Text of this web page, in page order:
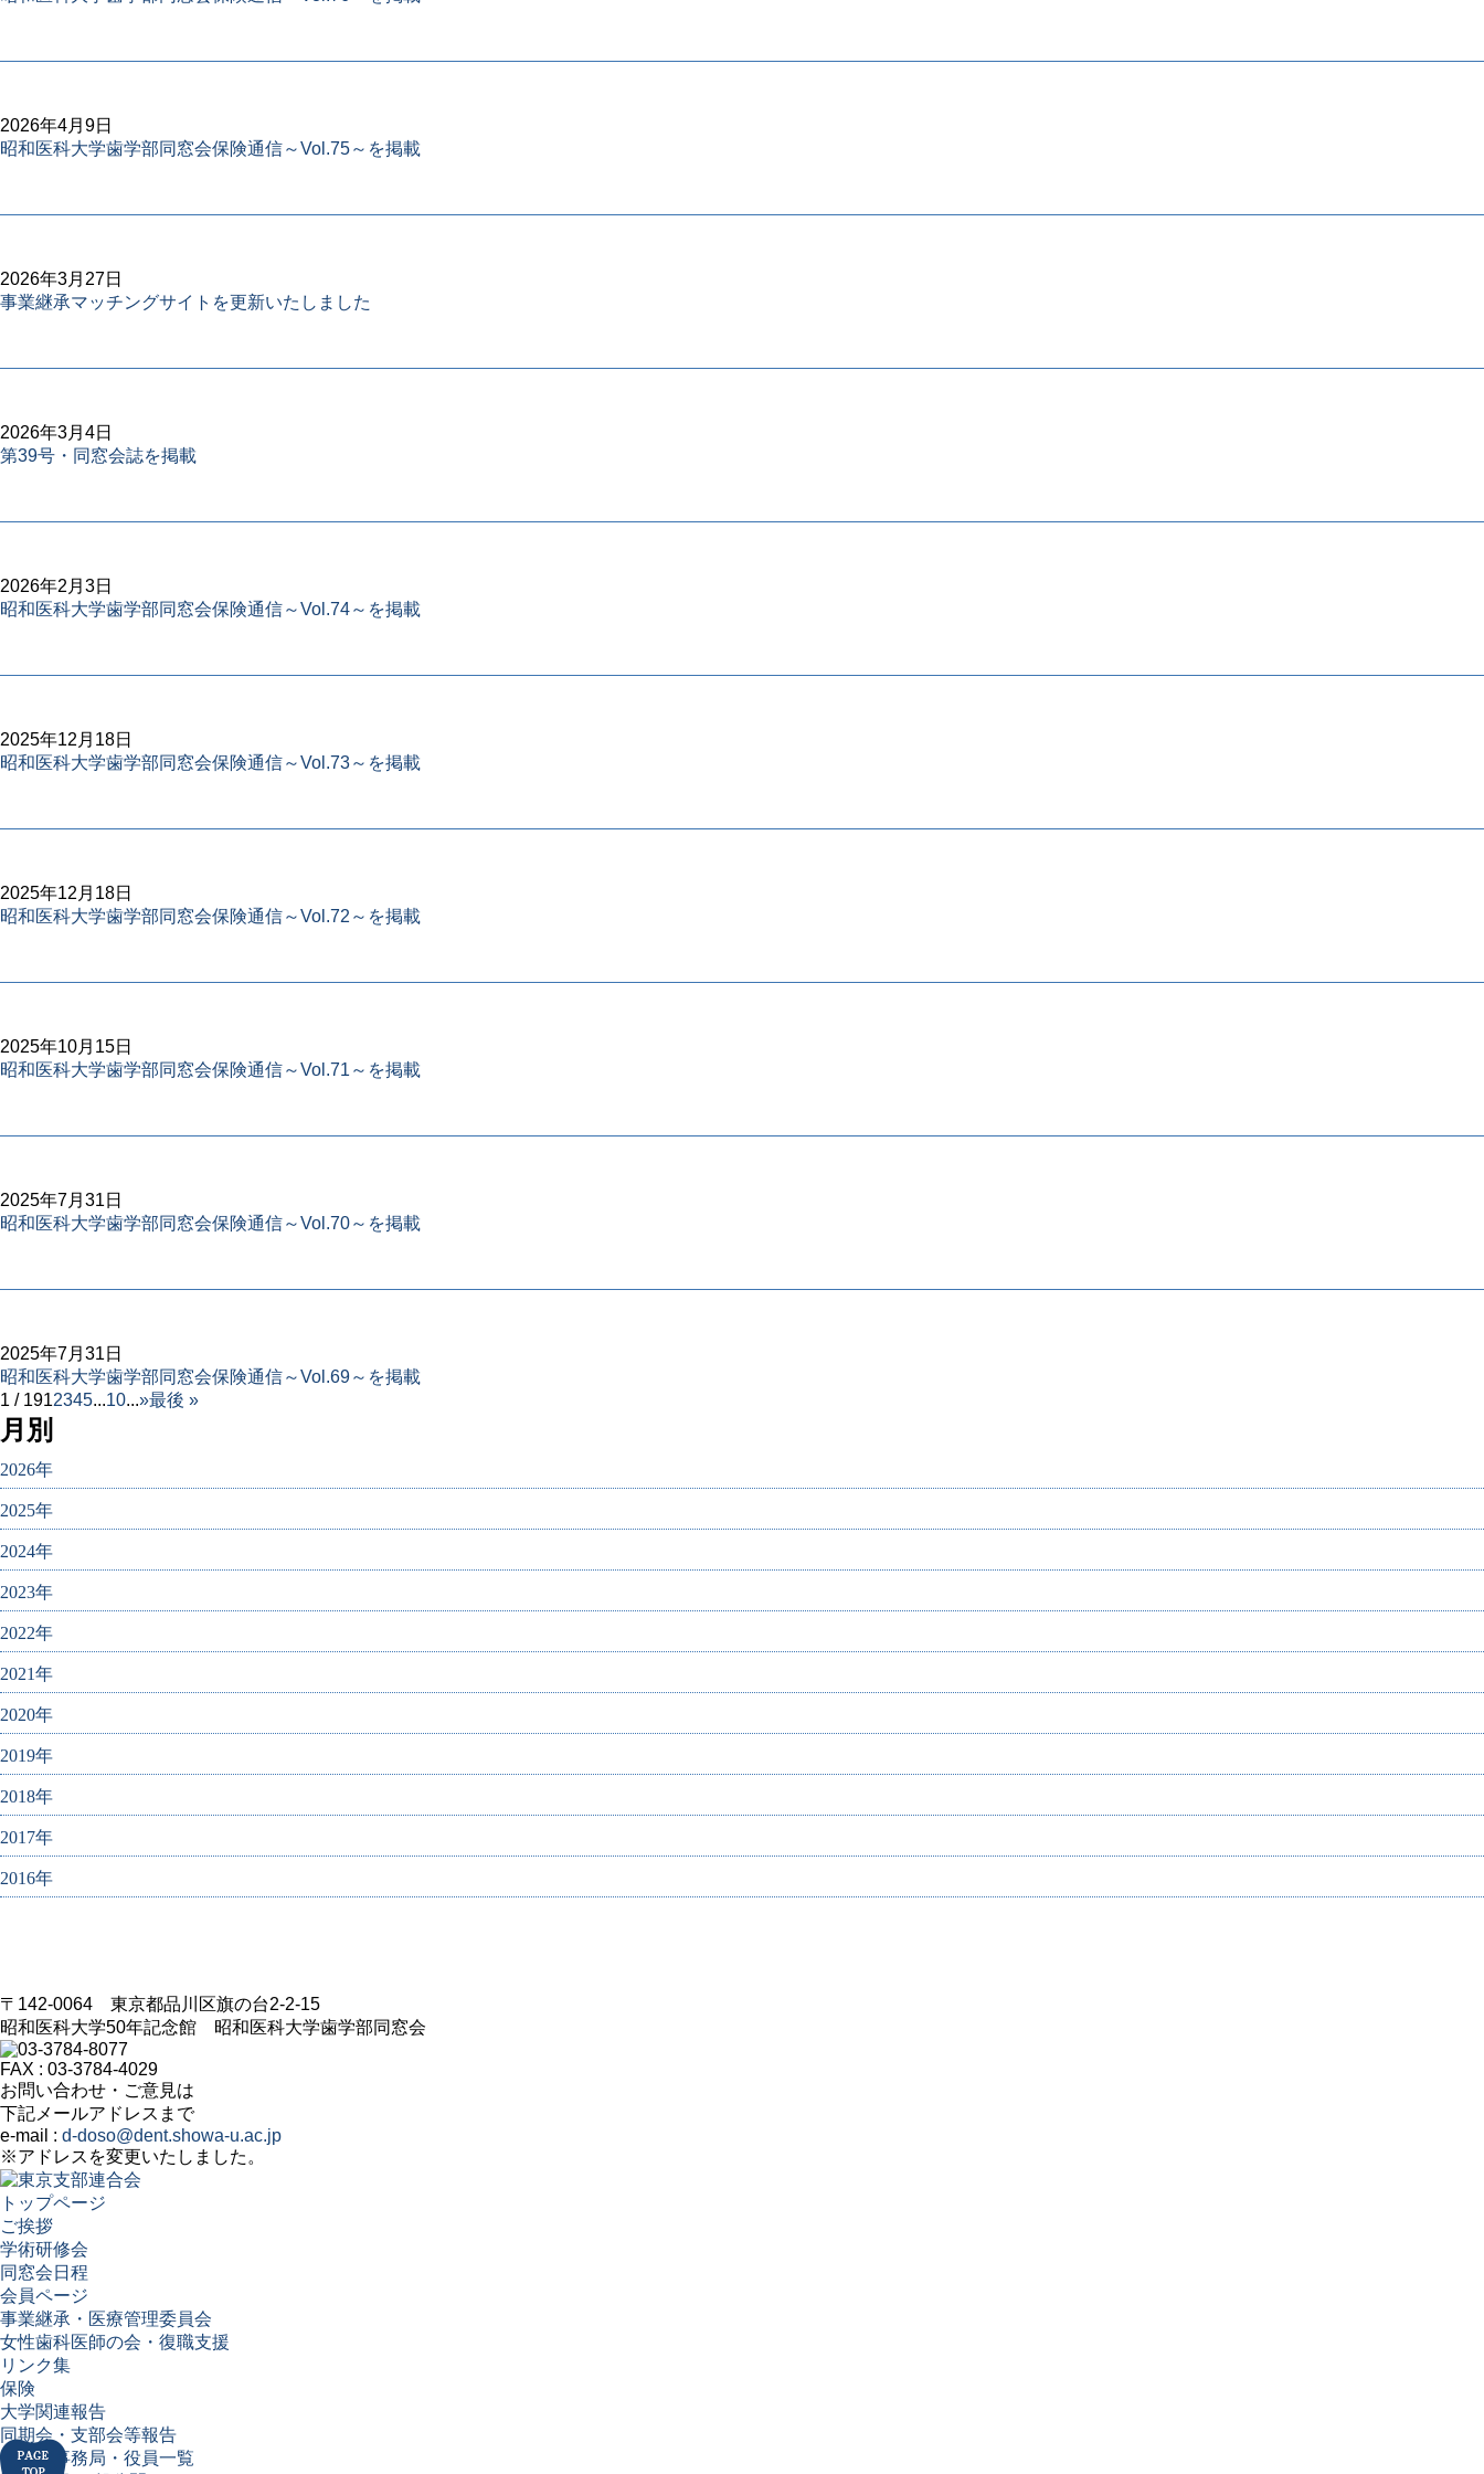
2026年4月9日
昭和医科大学歯学部同窓会保険通信～Vol.75～を掲載
2026年3月27日
事業継承マッチングサイトを更新いたしました
2026年3月4日
第39号・同窓会誌を掲載
2026年2月3日
昭和医科大学歯学部同窓会保険通信～Vol.74～を掲載
2025年12月18日
昭和医科大学歯学部同窓会保険通信～Vol.73～を掲載
2025年12月18日
昭和医科大学歯学部同窓会保険通信～Vol.72～を掲載
2025年10月15日
昭和医科大学歯学部同窓会保険通信～Vol.71～を掲載
2025年7月31日
昭和医科大学歯学部同窓会保険通信～Vol.70～を掲載
2025年7月31日
昭和医科大学歯学部同窓会保険通信～Vol.69～を掲載
1 / 1912345...10...»最後 »
月別
2026年
2025年
2024年
2023年
2022年
2021年
2020年
2019年
2018年
2017年
2016年
〒142-0064 東京都品川区旗の台2-2-15
昭和医科大学50年記念館 昭和医科大学歯学部同窓会
FAX : 03-3784-4029
お問い合わせ・ご意見は
下記メールアドレスまで
e-mail : d-doso@dent.showa-u.ac.jp
※アドレスを変更いたしました。
トップページ
ご挨拶
学術研修会
同窓会日程
会員ページ
事業継承・医療管理委員会
女性歯科医師の会・復職支援
リンク集
保険
大学関連報告
同期会・支部会等報告
同窓会事務局・役員一覧